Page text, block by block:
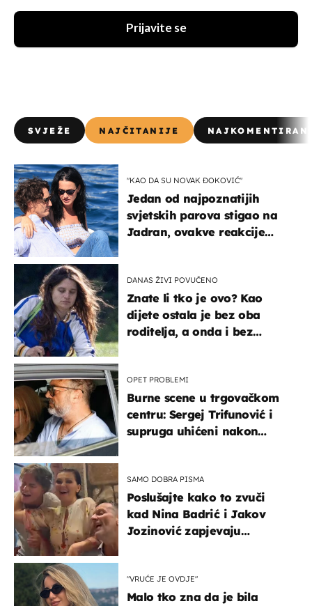
Prijavite se
SVJEŽE NAJČITANIJE
"KAO DA SU NOVAK ĐOKOVIĆ"
Jedan od najpoznatijih
svjetskih parova stigao na
Jadran, ovakve reakcije
DANAS ŽIVI POVUČENO
Znate li tko je ovo? Kao
dijete ostala je bez oba
roditelja, a onda i bez
OPET PROBLEMI
Burne scene u trgovačkom
centru: Sergej Trifunović i
supruga uhićeni nakon
SAMO DOBRA PISMA
Poslušajte kako to zvuči
kad Nina Badrić i Jakov
Jozinović zapjevaju
"VRUĆE JE OVDJE"
Malo tko zna da je bila